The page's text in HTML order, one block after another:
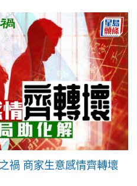
禍 商家生意感情齊轉壞